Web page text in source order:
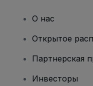
О нас
Открытое
Партнерская
Инвесторы